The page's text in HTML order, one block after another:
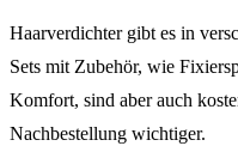
Haarverdichter gibt es in
Sets mit Zubehör, wie
Komfort, sind aber auch
Nachbestellung wichtiger.